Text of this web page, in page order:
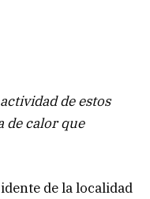
de estos
de calor que
de la localidad